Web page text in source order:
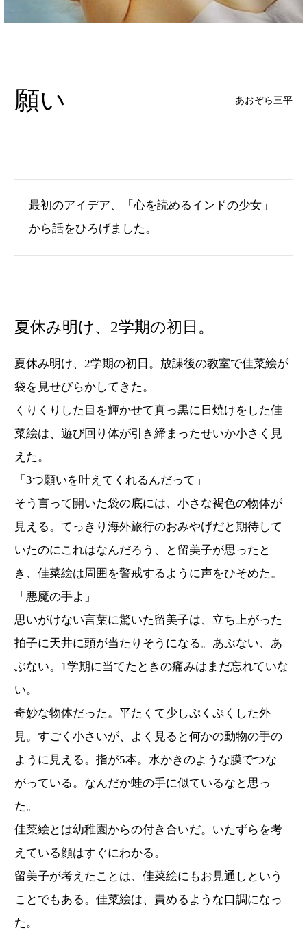
願い あおぞら三平
最初のアイデア、「心を読めるインドの少女」
から話をひろげました。
夏休み明け、2学期の初日。
夏休み明け、2学期の初日。放課後の教室で佳菜絵が
袋を見せびらかしてきた。
くりくりした目を輝かせて真っ黒に日焼けをした佳
菜絵は、遊び回り体が引き締まったせいか小さく見
えた。
「3つ願いを叶えてくれるんだって」
そう言って開いた袋の底には、小さな褐色の物体が
見える。てっきり海外旅行のおみやげだと期待して
いたのにこれはなんだろう、と留美子が思ったと
き、佳菜絵は周囲を警戒するように声をひそめた。
「悪魔の手よ」
思いがけない言葉に驚いた留美子は、立ち上がった
拍子に天井に頭が当たりそうになる。あぶない、あ
ぶない。1学期に当てたときの痛みはまだ忘れていな
い。
奇妙な物体だった。平たくて少しぷくぷくした外
見。すごく小さいが、よく見ると何かの動物の手の
ように見える。指が5本。水かきのような膜でつな
がっている。なんだか蛙の手に似ているなと思っ
た。
佳菜絵とは幼稚園からの付き合いだ。いたずらを考
えている顔はすぐにわかる。
留美子が考えたことは、佳菜絵にもお見通しという
ことでもある。佳菜絵は、責めるような口調になっ
た。